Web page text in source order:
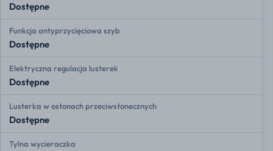
Dostępne
Funkcja antyprzycięciowa szyb
Dostępne
Elektryczna regulacja lusterek
Dostępne
Lusterka w osłonach przeciwsłonecznych
Dostępne
Tylna wycieraczka